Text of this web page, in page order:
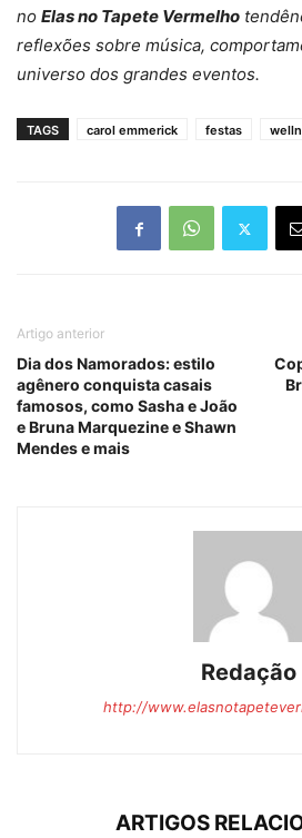
no Elas no Tapete Vermelho
reflexões sobre música,
universo dos grandes eventos.
TAGS carol emmerick festas
Artigo anterior
Dia dos Namorados: estilo
agênero conquista casais
famosos, como Sasha e João
e Bruna Marquezine e Shawn
Mendes e mais
Redação
http://
ARTIGOS